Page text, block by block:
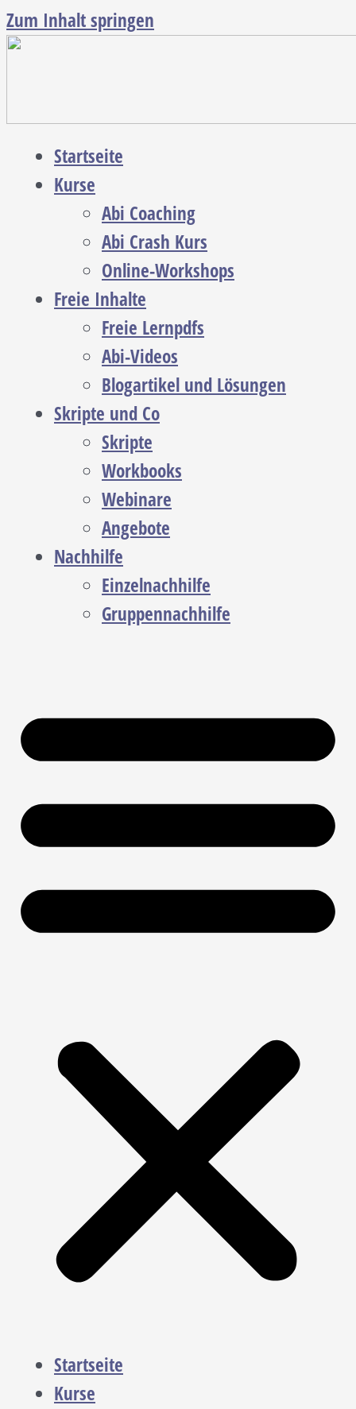
Zum Inhalt springen
Startseite
Kurse
Abi Coaching
Abi Crash Kurs
Online-Workshops
Freie Inhalte
Freie Lernpdfs
Abi-Videos
Blogartikel und Lösungen
Skripte und Co
Skripte
Workbooks
Webinare
Angebote
Nachhilfe
Einzelnachhilfe
Gruppennachhilfe
Startseite
Kurse